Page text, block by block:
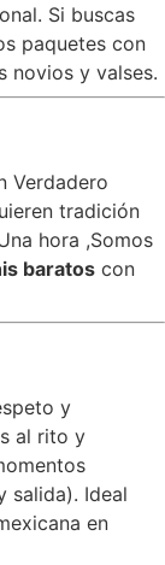
Si buscas
paquetes con
novios y valses.
Verdadero
tradición
hora ,Somos
baratos con
y
al rito y
salida). Ideal
en